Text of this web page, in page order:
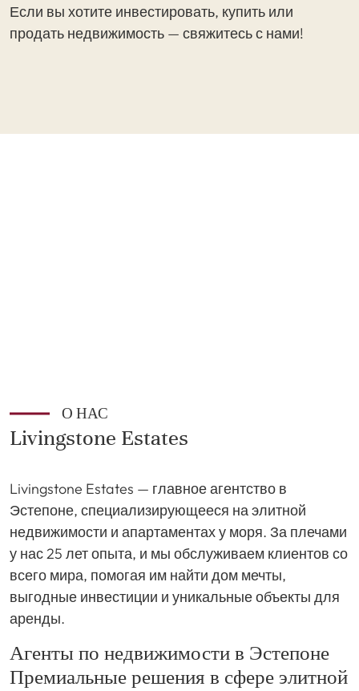
Если вы хотите инвестировать, купить или
продать недвижимость — свяжитесь с нами!
О НАС
Livingstone Estates
Livingstone Estates — главное агентство в
Эстепоне, специализирующееся на элитной
недвижимости и апартаментах у моря. За плечами
у нас 25 лет опыта, и мы обслуживаем клиентов со
всего мира, помогая им найти дом мечты,
выгодные инвестиции и уникальные объекты для
аренды.
Агенты по недвижимости в Эстепоне
Премиальные решения в сфере элитной